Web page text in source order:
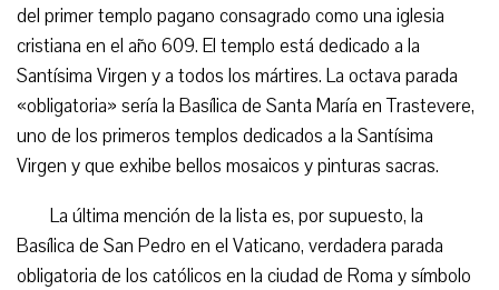
del primer templo pagano consagrado como una iglesia
cristiana en el año 609. El templo está dedicado a la
Santísima Virgen y a todos los mártires. La octava parada
«obligatoria» sería la Basílica de Santa María en Trastevere,
uno de los primeros templos dedicados a la Santísima
Virgen y que exhibe bellos mosaicos y pinturas sacras.
La última mención de la lista es, por supuesto, la
Basílica de San Pedro en el Vaticano, verdadera parada
obligatoria de los católicos en la ciudad de Roma y símbolo